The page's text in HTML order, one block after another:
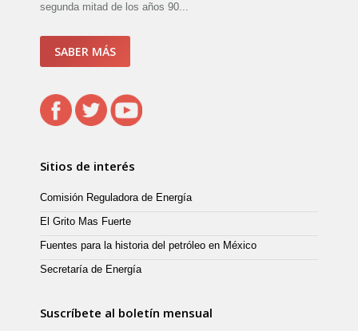
segunda mitad de los años 90...
SABER MÁS
Sitios de interés
Comisión Reguladora de Energía
El Grito Mas Fuerte
Fuentes para la historia del petróleo en México
Secretaría de Energía
Suscríbete al boletín mensual